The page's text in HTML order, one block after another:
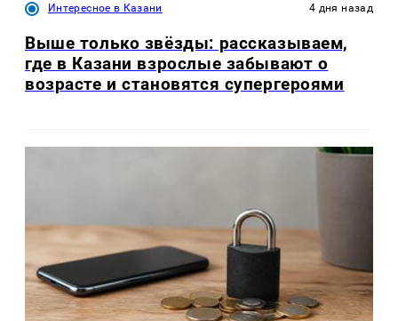
Интересное в Казани 4 дня назад
Выше только звёзды: рассказываем,
где в Казани взрослые забывают о
возрасте и становятся супергероями